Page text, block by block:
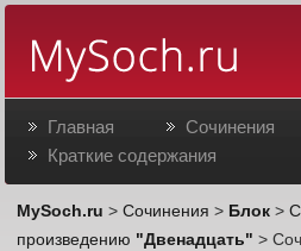
Главная
Сочинения
Краткие содержания
MySoch.ru >Сочинения > Блок >
произведению "Двенадцать" >